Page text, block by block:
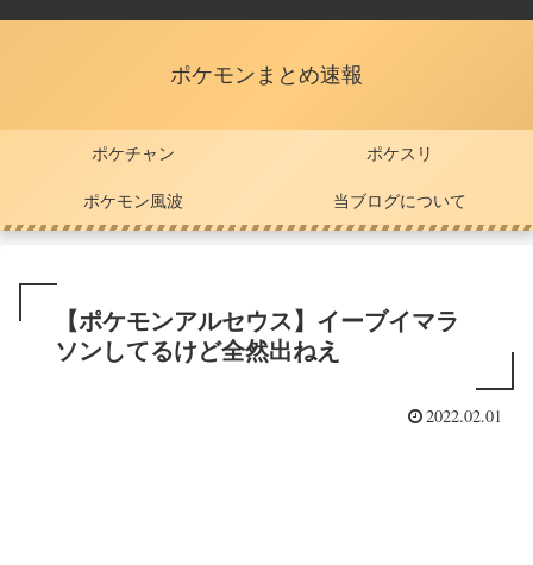
ポケモンまとめ速報
ポケチャン ポケスリ
ポケモン風波 当ブログについて
【ポケモンアルセウス】イーブイマラ
ソンしてるけど全然出ねえ
2022.02.01